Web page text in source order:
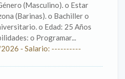
(Masculino). o Estar
(Barinas). o Bachiller o
o Edad: 25 Años
o Programar...
- Salario: ----------